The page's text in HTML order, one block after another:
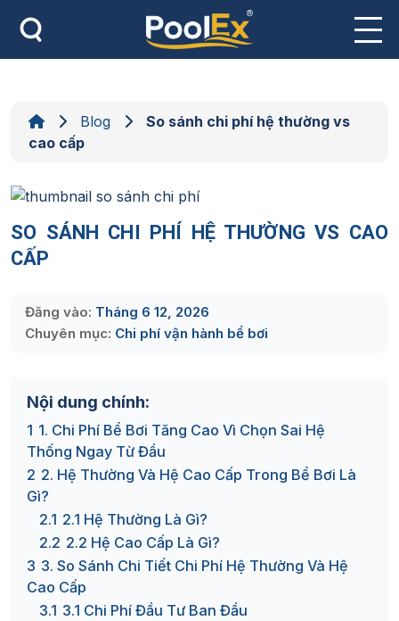
Blog
So sánh chi phí hệ thường vs
cao cấp
SO SÁNH CHI PHÍ HỆ THƯỜNG VS CAO
CẤP
Đăng vào: Tháng 6 12, 2026
Chuyên mục: Chi phí vận hành bể bơi
Nội dung chính:
1 1. Chi Phí Bể Bơi Tăng Cao Vì Chọn Sai Hệ
Thống Ngay Từ Đầu
2 2. Hệ Thường Và Hệ Cao Cấp Trong Bể Bơi Là
Gì?
2.1 2.1 Hệ Thường Là Gì?
2.2 2.2 Hệ Cao Cấp Là Gì?
3 3. So Sánh Chi Tiết Chi Phí Hệ Thường Và Hệ
Cao Cấp
3.1 3.1 Chi Phí Đầu Tư Ban Đầu